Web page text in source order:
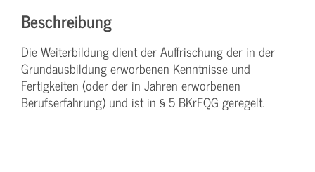
Beschreibung
Die Weiterbildung dient der Auffrischung der in der
Grundausbildung erworbenen Kenntnisse und
Fertigkeiten (oder der in Jahren erworbenen
Berufserfahrung) und ist in § 5 BKrFQG geregelt.